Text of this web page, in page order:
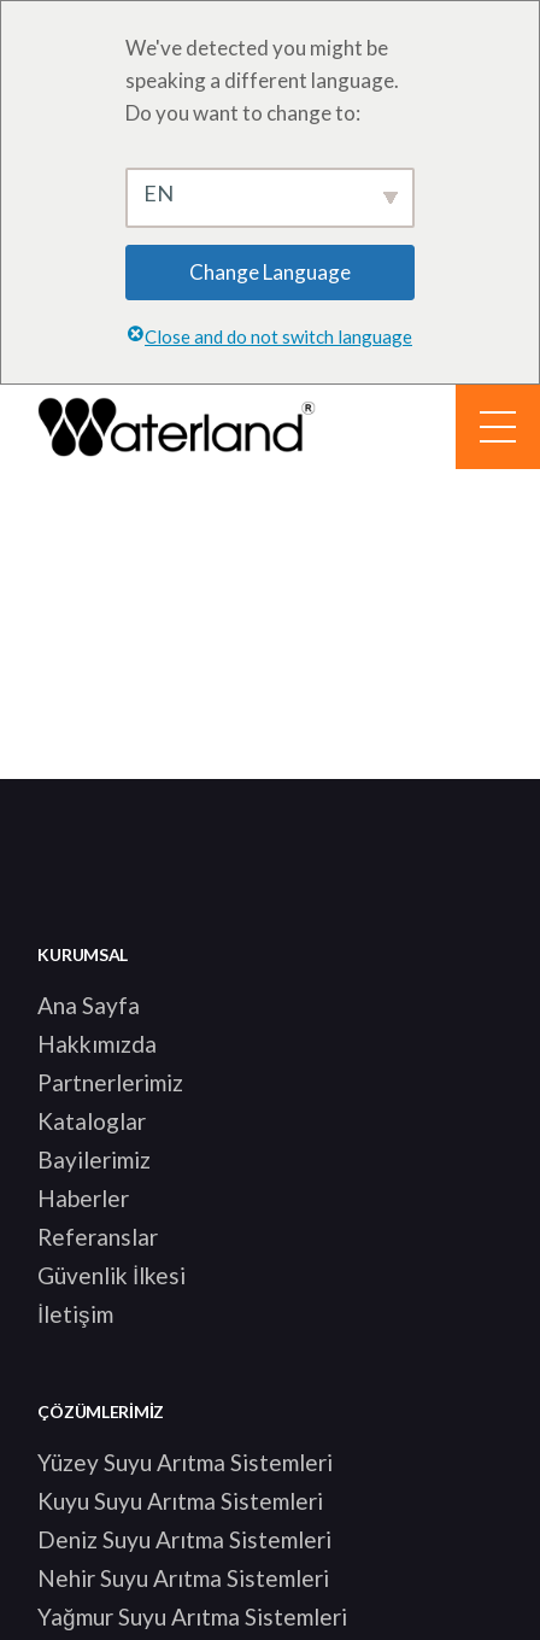
We've detected you might be
speaking a different language.
Do you want to change to:
EN
Change Language
Close and do not switch language
İçeriğe
KURUMSAL
Ana Sayfa
Hakkımızda
Partnerlerimiz
Kataloglar
Bayilerimiz
Haberler
Referanslar
Güvenlik İlkesi
İletişim
ÇÖZÜMLERIMIZ
Yüzey Suyu Arıtma Sistemleri
Kuyu Suyu Arıtma Sistemleri
Deniz Suyu Arıtma Sistemleri
Nehir Suyu Arıtma Sistemleri
Yağmur Suyu Arıtma Sistemleri